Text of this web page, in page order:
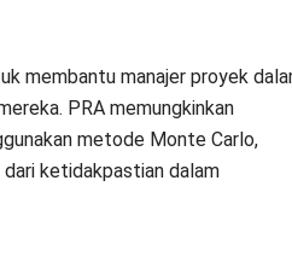
membantu manajer proyek
PRA memungkinkan
metode Monte Carlo,
ketidakpastian dalam